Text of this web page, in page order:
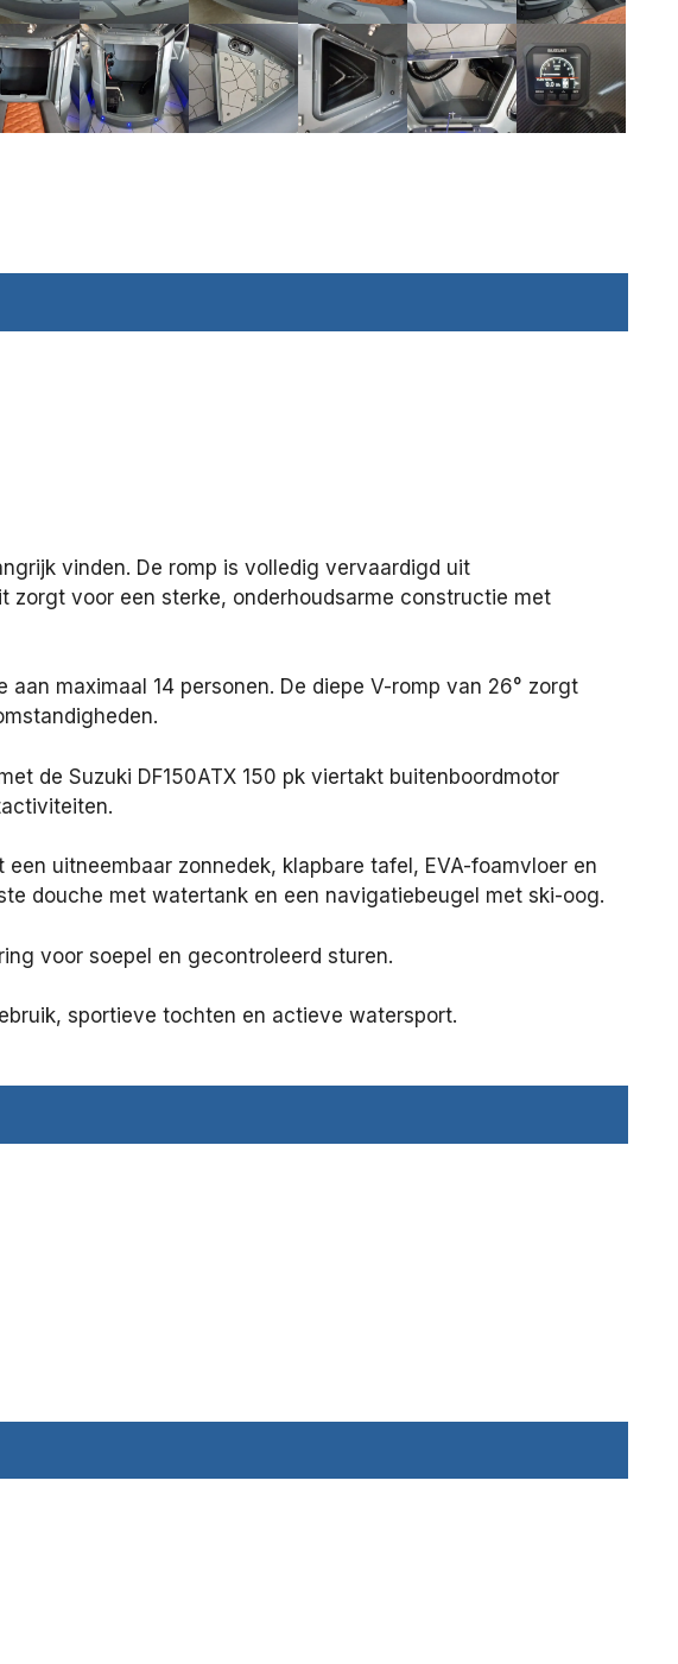
vinden. De romp is volledig vervaardigd uit
zorgt voor een sterke, onderhoudsarme constructie met
maximaal 14 personen. De diepe V-romp van 26° zorgt
de Suzuki DF150ATX 150 pk viertakt buitenboordmotor
uitneembaar zonnedek, klapbare tafel, EVA-foamvloer en
douche met watertank en een navigatiebeugel met ski-oog.
voor soepel en gecontroleerd sturen.
sportieve tochten en actieve watersport.